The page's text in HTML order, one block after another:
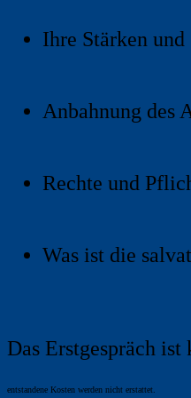
Ihre Stärken und
Anbahnung des
Rechte und
Was ist die
Das Erstgespräch ist
entstandene Kosten werden nicht erstattet.